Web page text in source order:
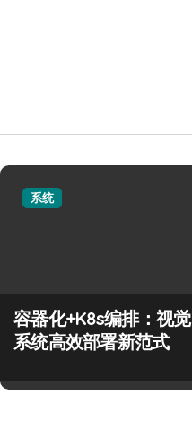
系统
容器化+K8s编排：视觉
系统高效部署新范式